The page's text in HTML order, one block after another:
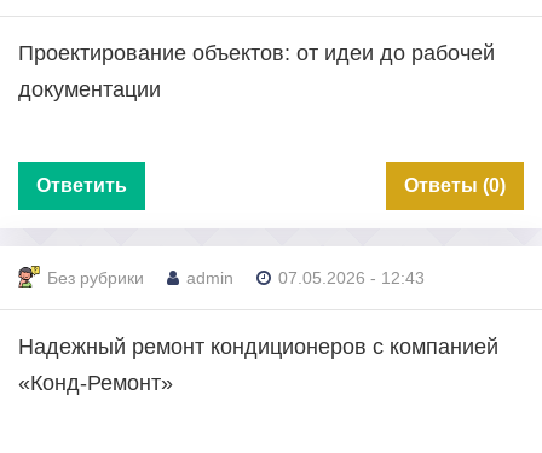
Проектирование объектов: от идеи до рабочей
документации
Ответить Ответы (0)
Без рубрики admin 07.05.2026 - 12:43
Надежный ремонт кондиционеров с компанией
«Конд-Ремонт»